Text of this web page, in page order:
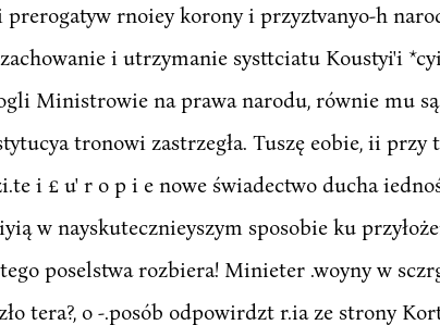
rnoiey korony i przyztvanyo-h
i utrzymanie systtciatu Koustyi'i
Ministrowie na prawa narodu, równie mu
tronowi zastrzegła. Tuszę eobie, ii przy
i £ u' r o p i e nowe świadectwo ducha
w nayskutecznieyszym sposobie ku
poselstwa rozbiera! Minieter .woyny w
tera?, o -.posób odpowirdzt r.ia ze strony